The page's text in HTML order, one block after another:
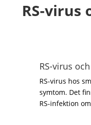
RS-virus
RS-virus
RS-virus hos
symtom. Det
RS-infektion